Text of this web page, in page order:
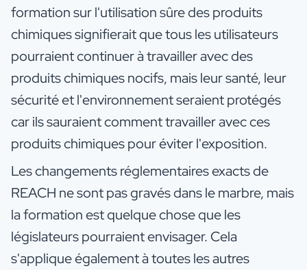
formation sur l'utilisation sûre des produits
chimiques signifierait que tous les utilisateurs
pourraient continuer à travailler avec des
produits chimiques nocifs, mais leur santé, leur
sécurité et l'environnement seraient protégés
car ils sauraient comment travailler avec ces
produits chimiques pour éviter l'exposition.
Les changements réglementaires exacts de
REACH ne sont pas gravés dans le marbre, mais
la formation est quelque chose que les
législateurs pourraient envisager. Cela
s'applique également à toutes les autres